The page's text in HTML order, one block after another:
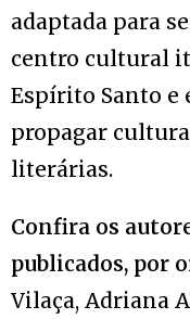
adaptada para
centro cultural
Espírito Santo e
propagar
literárias.
Confira os
publicados, por
Vilaça, Adriana